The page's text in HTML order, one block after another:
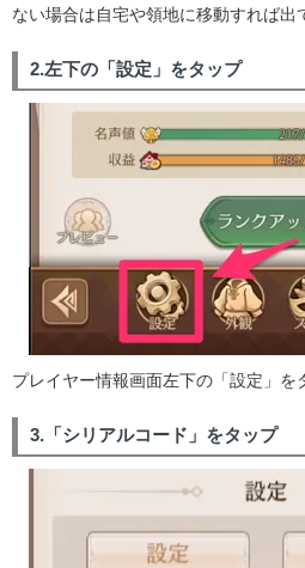
ない場合は自宅や領地に移動すれば出
2.左下の「設定」をタップ
プレイヤー情報画面左下の「設定」を
3.「シリアルコード」をタップ